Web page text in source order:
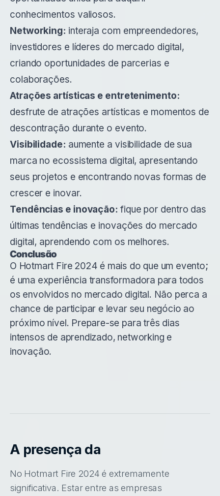
conhecimentos valiosos.
Networking: interaja com empreendedores,
investidores e líderes do mercado digital,
criando oportunidades de parcerias e
colaborações.
Atrações artísticas e entretenimento:
desfrute de atrações artísticas e momentos de
descontração durante o evento.
Visibilidade: aumente a visibilidade de sua
marca no ecossistema digital, apresentando
seus projetos e encontrando novas formas de
crescer e inovar.
Tendências e inovação: fique por dentro das
últimas tendências e inovações do mercado
digital, aprendendo com os melhores.
Conclusão
O Hotmart Fire 2024 é mais do que um evento;
é uma experiência transformadora para todos
os envolvidos no mercado digital. Não perca a
chance de participar e levar seu negócio ao
próximo nível. Prepare-se para três dias
intensos de aprendizado, networking e
inovação.
A presença da
No Hotmart Fire 2024 é extremamente
significativa. Estar entre as empresas